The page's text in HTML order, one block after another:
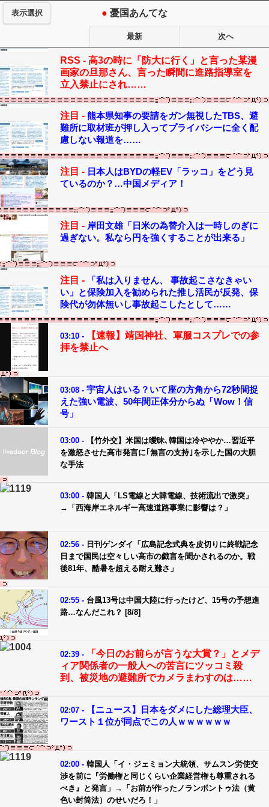
表示選択 ● 憂国あんてな
最新 次へ
RSS - 高3の時に「防大に行く」と言った某漫
画家の旦那さん、言った瞬間に進路指導室を
立入禁止にされ……
注目 - 熊本県知事の要請をガン無視したTBS、避
難所に取材班が押し入ってプライバシーに全く配
慮しない報道を……
注目 - 日本人はBYDの軽EV「ラッコ」をどう見
ているのか？…中国メディア！
注目 - 岸田文雄「日米の為替介入は一時しのぎに
過ぎない。私なら円を強くすることが出来る」
注目 -
「私は入りません、 事故起こさなきゃい
い」と保険加入を勧められた推し活民が反発、保
険代が勿体無いし事故起こしたとして……
03:10 -
【速報】靖国神社、軍服コスプレでの参
拝を禁止へ
03:08 - 宇宙人はいる？いて座の方角から72秒間捉
えた強い電波、50年間正体分からぬ「Wow！信
号」
03:00 -
【竹外交】米国は曖昧､韓国は冷ややか…習近平
を激怒させた高市発言に｢無言の支持｣を示した国の大胆
な手法
03:00 - 韓国人「LS電線と大韓電線、技術流出で激突」
→「西海岸エネルギー高速道路事業に影響は？」
02:56 - 日刊ゲンダイ「広島記念式典を皮切りに終戦記念
日まで国民は空々しい高市の戯言を聞かされるのか。戦
後81年、酷暑を超える耐え難さ」
02:55 - 台風13号は中国大陸に行ったけど、15号の予想進
路…なんだこれ？ [8/8]
02:39 -
「今日のお前らが言うな大賞？」とメデ
ィア関係者の一般人への苦言にツッコミ殺
到、被災地の避難所でカメラまわすのは……
02:07 -
【ニュース】日本をダメにした総理大臣、
ワースト１位が同点でこの人ｗｗｗｗｗｗ
02:00 - 韓国人「イ・ジェミョン大統領、サムスン労使交
渉を前に『労働権と同じくらい企業経営権も尊重される
べき』と発言」→「お前が作ったノランボントゥ法（黄
色い封筒法）のせいだろ！」